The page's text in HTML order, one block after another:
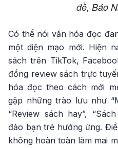
đề, Báo
Có thể nói văn hóa đọc
một diện mạo mới. Hiện
sách trên TikTok,
đồng review sách trực
hóa đọc theo cách mới
gặp những trào lưu như
“Review sách hay”,
đảo bạn trẻ hưởng ứng.
không hoàn toàn làm mai